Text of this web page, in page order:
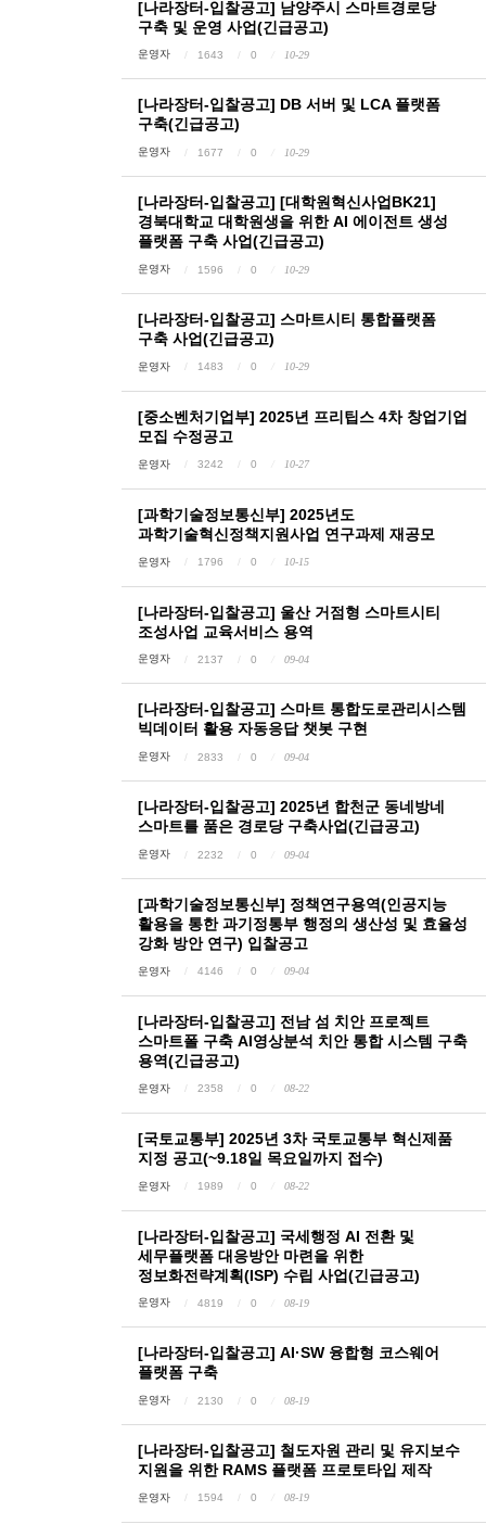
[나라장터-입찰공고] 남양주시 스마트경로당
구축 및 운영 사업(긴급공고)
운영자 1643 0 10-29
[나라장터-입찰공고] DB 서버 및 LCA 플랫폼
구축(긴급공고)
운영자 1677 0 10-29
[나라장터-입찰공고] [대학원혁신사업BK21]
경북대학교 대학원생을 위한 AI 에이전트 생성
플랫폼 구축 사업(긴급공고)
운영자 1596 0 10-29
[나라장터-입찰공고] 스마트시티 통합플랫폼
구축 사업(긴급공고)
운영자 1483 0 10-29
[중소벤처기업부] 2025년 프리팁스 4차 창업기업
모집 수정공고
운영자 3242 0 10-27
[과학기술정보통신부] 2025년도
과학기술혁신정책지원사업 연구과제 재공모
운영자 1796 0 10-15
[나라장터-입찰공고] 울산 거점형 스마트시티
조성사업 교육서비스 용역
운영자 2137 0 09-04
[나라장터-입찰공고] 스마트 통합도로관리시스템
빅데이터 활용 자동응답 챗봇 구현
운영자 2833 0 09-04
[나라장터-입찰공고] 2025년 합천군 동네방네
스마트를 품은 경로당 구축사업(긴급공고)
운영자 2232 0 09-04
[과학기술정보통신부] 정책연구용역(인공지능
활용을 통한 과기정통부 행정의 생산성 및 효율성
강화 방안 연구) 입찰공고
운영자 4146 0 09-04
[나라장터-입찰공고] 전남 섬 치안 프로젝트
스마트폴 구축 AI영상분석 치안 통합 시스템 구축
용역(긴급공고)
운영자 2358 0 08-22
[국토교통부] 2025년 3차 국토교통부 혁신제품
지정 공고(~9.18일 목요일까지 접수)
운영자 1989 0 08-22
[나라장터-입찰공고] 국세행정 AI 전환 및
세무플랫폼 대응방안 마련을 위한
정보화전략계획(ISP) 수립 사업(긴급공고)
운영자 4819 0 08-19
[나라장터-입찰공고] AI·SW 융합형 코스웨어
플랫폼 구축
운영자 2130 0 08-19
[나라장터-입찰공고] 철도자원 관리 및 유지보수
지원을 위한 RAMS 플랫폼 프로토타입 제작
운영자 1594 0 08-19